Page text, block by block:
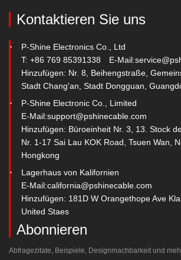
Kontaktieren Sie uns
P-Shine Electronics Co., Ltd
T: +86 769 85391338
E-Mail:
Hinzufügen: Nr. 8, Beihengstraße,
Stadt Chang'an, Stadt Dongguan,
P-Shine Electronic Co., Limited
E-Mail:support@pshinecable.com
Hinzufügen: Büroeinheit Nr. 3, 13. Stock
Nr. 1-17 Sai Lau KOK Road, Tsuen Wan,
Hongkong
Lagerhaus von Kalifornien
E-Mail:california@pshinecable.com
Hinzufügen: 181D W Orangethope Ave
United Staes
Abonnieren
Abfragezitate, Beispiele, Designmachbarkeit und